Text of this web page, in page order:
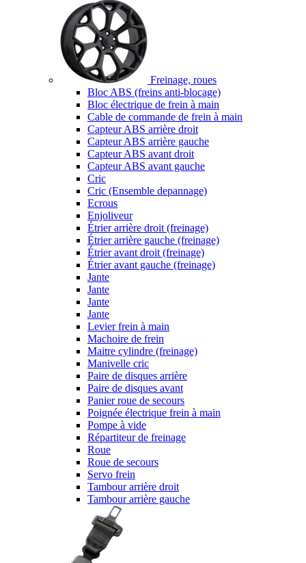
Freinage, roues
Bloc ABS (freins anti-blocage)
Bloc électrique de frein à main
Cable de commande de frein à main
Capteur ABS arrière droit
Capteur ABS arrière gauche
Capteur ABS avant droit
Capteur ABS avant gauche
Cric
Cric (Ensemble depannage)
Ecrous
Enjoliveur
Étrier arrière droit (freinage)
Étrier arrière gauche (freinage)
Étrier avant droit (freinage)
Étrier avant gauche (freinage)
Jante
Jante
Jante
Jante
Levier frein à main
Machoire de frein
Maitre cylindre (freinage)
Manivelle cric
Paire de disques arrière
Paire de disques avant
Panier roue de secours
Poignée électrique frein à main
Pompe à vide
Répartiteur de freinage
Roue
Roue de secours
Servo frein
Tambour arrière droit
Tambour arrière gauche